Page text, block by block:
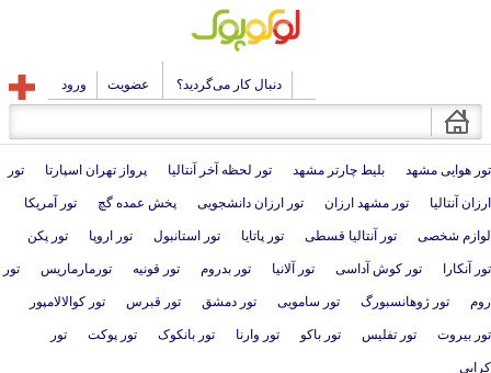
دنبال کار می‌گردید؟ عضویت ورود
تور هوایی مشهد بلیط چارتر مشهد تور لحظه آخر آنتالیا پرواز تهران اسپارتا تور
ارزان آنتالیا تور مشهد ارزان تور ارزان دانشجویی پخش عمده گچ تور آمریکا
لوازم شخصی تور آنتالیا قسطی تور پاتایا تور استانبول تور اروپا تور پکن
تور آنکارا تور کوش آداسی تور آلانیا تور بدروم تور قونیه تورمارماریس تور
روم تور ژوهانسبورگ تور سامویی تور دمشق تور قبرس تور کوالالامپور
تور بیروت تور تفلیس تور باکو تور وارنا تور بانکوک تور پوکت تور
کرابی